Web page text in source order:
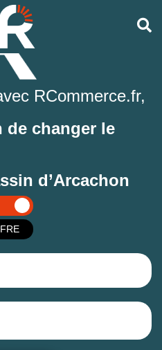
RCommerce.fr,
de changer le
d’Arcachon